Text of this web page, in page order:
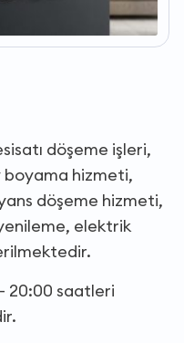
döşeme işleri,
boyama hizmeti,
döşeme hizmeti,
elektrik
20:00 saatleri